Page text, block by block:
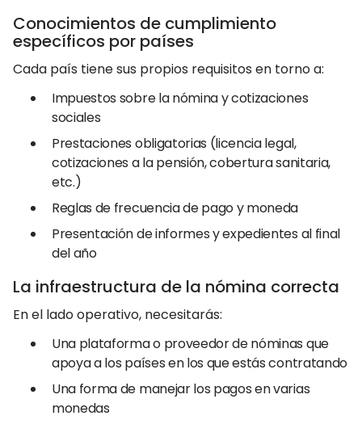
Conocimientos de cumplimiento
específicos por países
Cada país tiene sus propios requisitos en torno a:
Impuestos sobre la nómina y cotizaciones
sociales
Prestaciones obligatorias (licencia legal,
cotizaciones a la pensión, cobertura sanitaria,
etc.)
Reglas de frecuencia de pago y moneda
Presentación de informes y expedientes al final
del año
La infraestructura de la nómina correcta
En el lado operativo, necesitarás:
Una plataforma o proveedor de nóminas que
apoya a los países en los que estás contratando
Una forma de manejar los pagos en varias
monedas